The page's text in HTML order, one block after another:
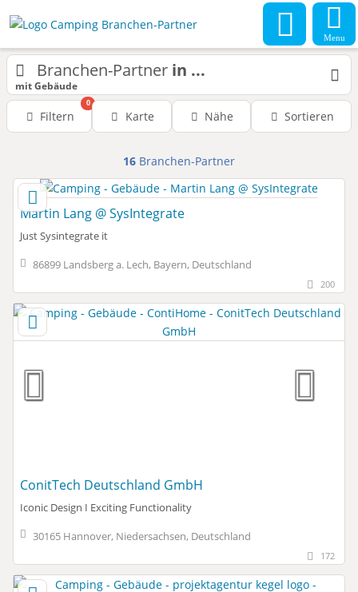
Menu
Branchen-Partner in ...
mit Gebäude
Filtern
0
Karte Nähe Sortieren
16 Branchen-Partner
Martin Lang @ SysIntegrate
Just Sysintegrate it
86899 Landsberg a. Lech, Bayern, Deutschland
200
ConitTech Deutschland GmbH
Iconic Design I Exciting Functionality
30165 Hannover, Niedersachsen, Deutschland
172